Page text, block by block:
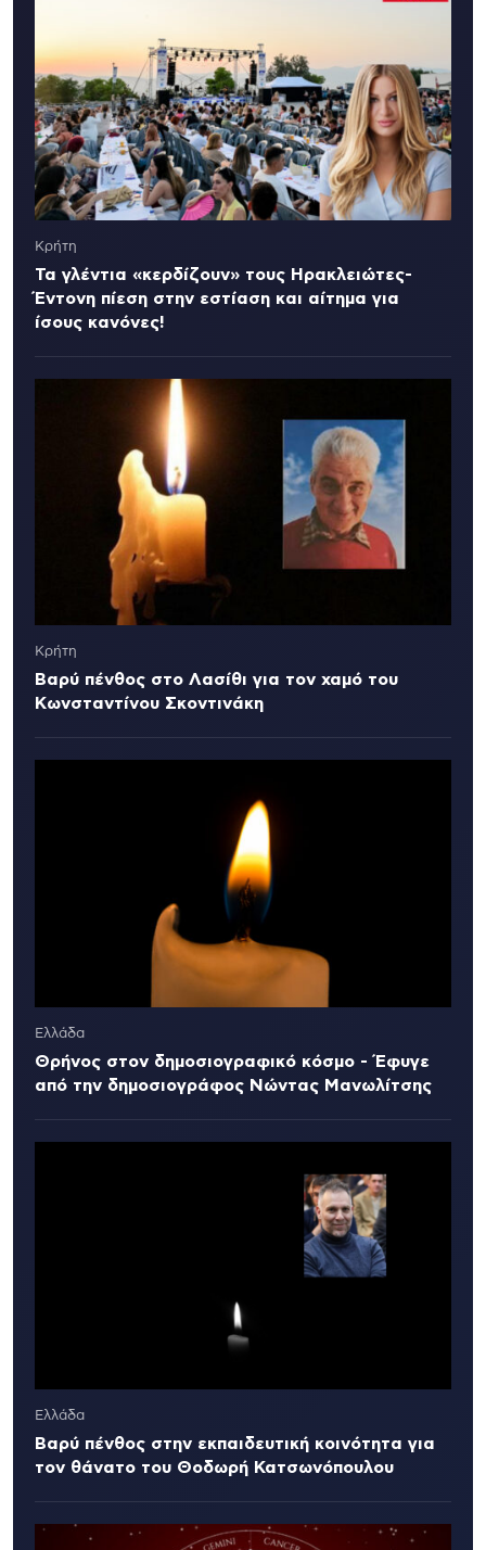
Κρήτη
Τα γλέντια «κερδίζουν» τους Ηρακλειώτες-
Έντονη πίεση στην εστίαση και αίτημα για
ίσους κανόνες!
Κρήτη
Βαρύ πένθος στο Λασίθι για τον χαμό του
Κωνσταντίνου Σκοντινάκη
Ελλάδα
Θρήνος στον δημοσιογραφικό κόσμο - Έφυγε
από την δημοσιογράφος Νώντας Μανωλίτσης
Ελλάδα
Βαρύ πένθος στην εκπαιδευτική κοινότητα για
τον θάνατο του Θοδωρή Κατσωνόπουλου